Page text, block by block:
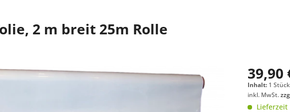
2 m breit 25m Rolle
Inhalt: 1 Stück
inkl. MwSt.
Lieferzeit